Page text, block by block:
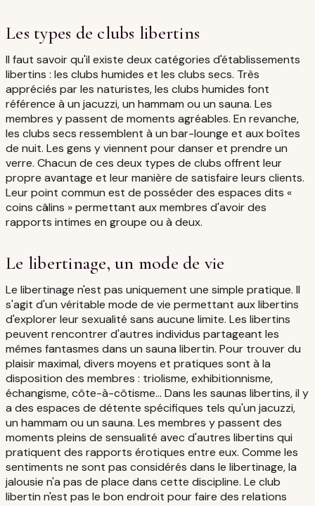
Les types de clubs libertins
Il faut savoir qu'il existe deux catégories d'établissements
libertins : les clubs humides et les clubs secs. Très
appréciés par les naturistes, les clubs humides font
référence à un jacuzzi, un hammam ou un sauna. Les
membres y passent de moments agréables. En revanche,
les clubs secs ressemblent à un bar-lounge et aux boîtes
de nuit. Les gens y viennent pour danser et prendre un
verre. Chacun de ces deux types de clubs offrent leur
propre avantage et leur manière de satisfaire leurs clients.
Leur point commun est de posséder des espaces dits «
coins câlins » permettant aux membres d'avoir des
rapports intimes en groupe ou à deux.
Le libertinage, un mode de vie
Le libertinage n'est pas uniquement une simple pratique. Il
s'agit d'un véritable mode de vie permettant aux libertins
d'explorer leur sexualité sans aucune limite. Les libertins
peuvent rencontrer d'autres individus partageant les
mêmes fantasmes dans un sauna libertin. Pour trouver du
plaisir maximal, divers moyens et pratiques sont à la
disposition des membres : triolisme, exhibitionnisme,
échangisme, côte-à-côtisme… Dans les saunas libertins, il y
a des espaces de détente spécifiques tels qu'un jacuzzi,
un hammam ou un sauna. Les membres y passent des
moments pleins de sensualité avec d'autres libertins qui
pratiquent des rapports érotiques entre eux. Comme les
sentiments ne sont pas considérés dans le libertinage, la
jalousie n'a pas de place dans cette discipline. Le club
libertin n'est pas le bon endroit pour faire des relations